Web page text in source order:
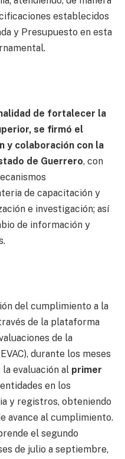
establecidos
y Presupuesto en esta
de fortalecer la
se firmó el
y colaboración con la
de Guerrero, con
de capacitación y
e investigación; así
de información y
del cumplimiento a la
de la plataforma
de la
durante los meses
evaluación al primer
entidades en los
y registros, obteniendo
avance al cumplimiento.
el segundo
de julio a septiembre,